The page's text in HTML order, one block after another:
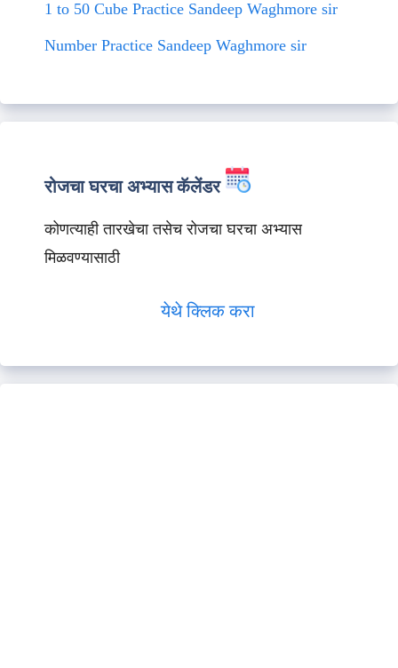
1 to 50 Cube Practice Sandeep Waghmore sir
Number Practice Sandeep Waghmore sir
रोजचा घरचा अभ्यास कॅलेंडर
कोणत्याही तारखेचा तसेच रोजचा घरचा अभ्यास
मिळवण्यासाठी
येथे क्लिक करा